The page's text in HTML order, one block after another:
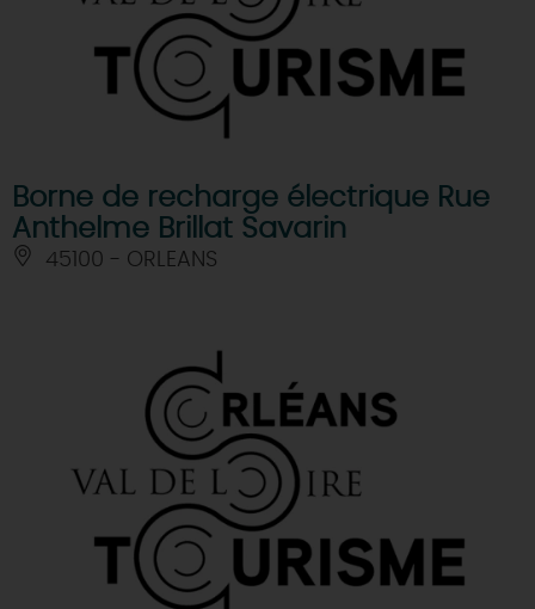
Borne de recharge électrique Rue
Anthelme Brillat Savarin
45100 - ORLEANS